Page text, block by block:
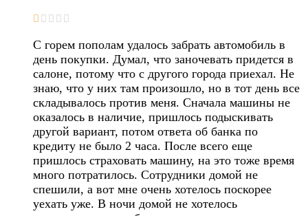
С горем пополам удалось забрать автомобиль в
день покупки. Думал, что заночевать придется в
салоне, потому что с другого города приехал. Не
знаю, что у них там произошло, но в тот день все
складывалось против меня. Сначала машины не
оказалось в наличие, пришлось подыскивать
другой вариант, потом ответа об банка по
кредиту не было 2 часа. После всего еще
пришлось страховать машину, на это тоже время
много потратилось. Сотрудники домой не
спешили, а вот мне очень хотелось поскорее
уехать уже. В ночи домой не хотелось